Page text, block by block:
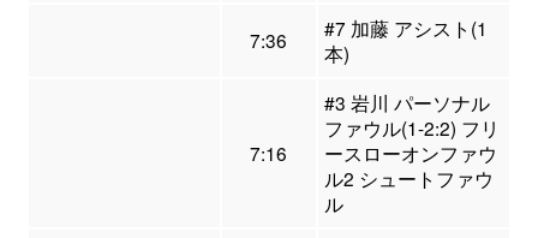
7:36
#7 加藤 アシスト(1
本)
7:16
#3 岩川 パーソナル
ファウル(1-2:2) フリ
ースローオンファウ
ル2 シュートファウ
ル